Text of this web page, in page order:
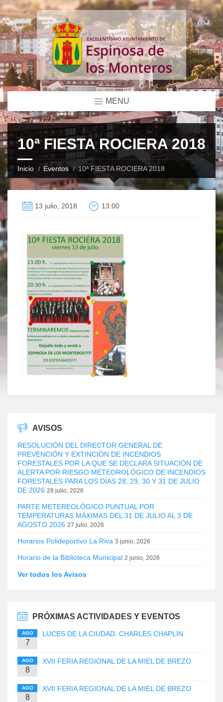
MENU
10ª FIESTA ROCIERA 2018
Inicio Eventos 10ª FIESTA ROCIERA 2018
13 julio, 2018 13:00
AVISOS
RESOLUCIÓN DEL DIRECTOR GENERAL DE
PREVENCIÓN Y EXTINCIÓN DE INCENDIOS
FORESTALES POR LA QUE SE DECLARA SITUACIÓN DE
ALERTA POR RIESGO METEOROLÓGICO DE INCENDIOS
FORESTALES PARA LOS DÍAS 28, 29, 30 Y 31 DE JULIO
DE 2026 28 julio, 2026
PARTE METEREOLÓGICO PUNTUAL POR
TEMPERATURAS MÁXIMAS DEL 31 DE JULIO AL 3 DE
AGOSTO 2026 27 julio, 2026
Horarios Polideportivo La Riva 3 junio, 2026
Horario de la Biblioteca Municipal 2 junio, 2026
Ver todos los Avisos
PRÓXIMAS ACTIVIDADES Y EVENTOS
AGO
7
LUCES DE LA CIUDAD. CHARLES CHAPLIN
AGO
8
XVII FERIA REGIONAL DE LA MIEL DE BREZO
AGO
8
XVII FERIA REGIONAL DE LA MIEL DE BREZO